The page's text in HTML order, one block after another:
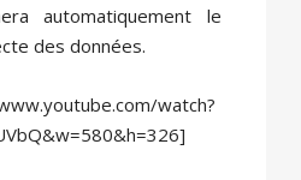
automatiquement le
des données.
watch?